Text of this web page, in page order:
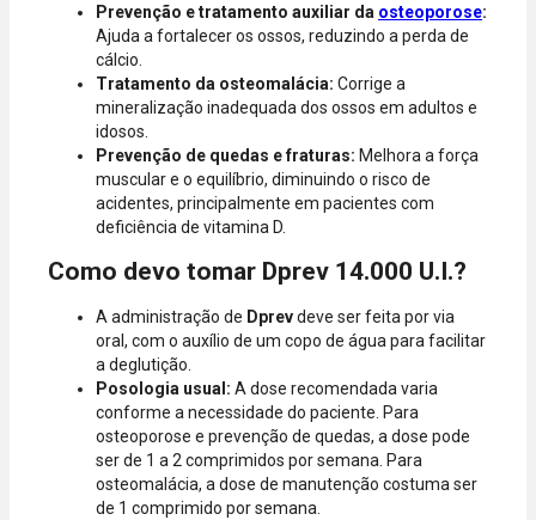
Prevenção e tratamento auxiliar da osteoporose:
Ajuda a fortalecer os ossos, reduzindo a perda de
cálcio.
Tratamento da osteomalácia: Corrige a
mineralização inadequada dos ossos em adultos e
idosos.
Prevenção de quedas e fraturas: Melhora a força
muscular e o equilíbrio, diminuindo o risco de
acidentes, principalmente em pacientes com
deficiência de vitamina D.
Como devo tomar Dprev 14.000 U.I.?
A administração de Dprevdeve ser feita por via
oral, com o auxílio de um copo de água para facilitar
a deglutição.
Posologia usual: A dose recomendada varia
conforme a necessidade do paciente. Para
osteoporose e prevenção de quedas, a dose pode
ser de 1 a 2 comprimidos por semana. Para
osteomalácia, a dose de manutenção costuma ser
de 1 comprimido por semana.